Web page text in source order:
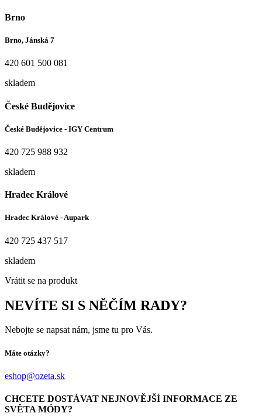
Brno
Brno, Jánská 7
420 601 500 081
skladem
České Budějovice
České Budějovice - IGY Centrum
420 725 988 932
skladem
Hradec Králové
Hradec Králové - Aupark
420 725 437 517
skladem
Vrátit se na produkt
NEVÍTE SI S NĚČÍM RADY?
Nebojte se napsat nám, jsme tu pro Vás.
Máte otázky?
eshop@ozeta.sk
CHCETE DOSTÁVAT NEJNOVĚJŠÍ INFORMACE ZE
SVĚTA MÓDY?